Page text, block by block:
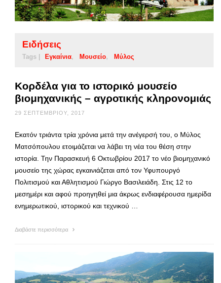
Ειδήσεις
Tags | Εγκαίνια Μουσείο Μύλος
Κορδέλα για το ιστορικό μουσείο
βιομηχανικής – αγροτικής κληρονομιάς
29 ΣΕΠΤΕΜΒΡΊΟΥ, 2017
Εκατόν τριάντα τρία χρόνια μετά την ανέγερσή του, ο Μύλος
Ματσόπουλου ετοιμάζεται να λάβει τη νέα του θέση στην
ιστορία. Την Παρασκευή 6 Οκτωβρίου 2017 το νέο βιομηχανικό
μουσείο της χώρας εγκαινιάζεται από τον Υφυπουργό
Πολιτισμού και Αθλητισμού Γιώργο Βασιλειάδη. Στις 12 το
μεσημέρι και αφού προηγηθεί μια άκρως ενδιαφέρουσα ημερίδα
ενημερωτικού, ιστορικού και τεχνικού …
Διαβάστε περισσότερα